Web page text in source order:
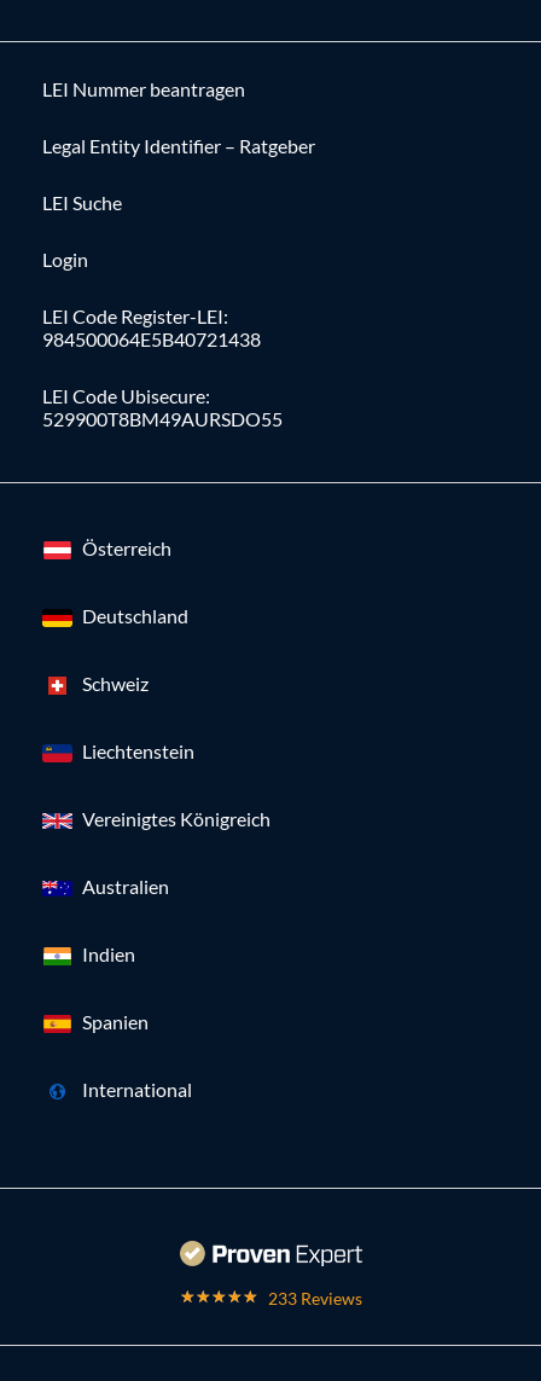
LEI Nummer beantragen
Legal Entity Identifier – Ratgeber
LEI Suche
Login
LEI Code Register-LEI:
984500064E5B40721438
LEI Code Ubisecure:
529900T8BM49AURSDO55
Österreich
Deutschland
Schweiz
Liechtenstein
Vereinigtes Königreich
Australien
Indien
Spanien
International
233 Reviews